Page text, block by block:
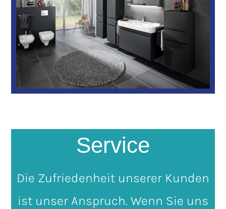
Service
Die Zufriedenheit unserer Kunden
ist unser Anspruch. Wenn Sie uns